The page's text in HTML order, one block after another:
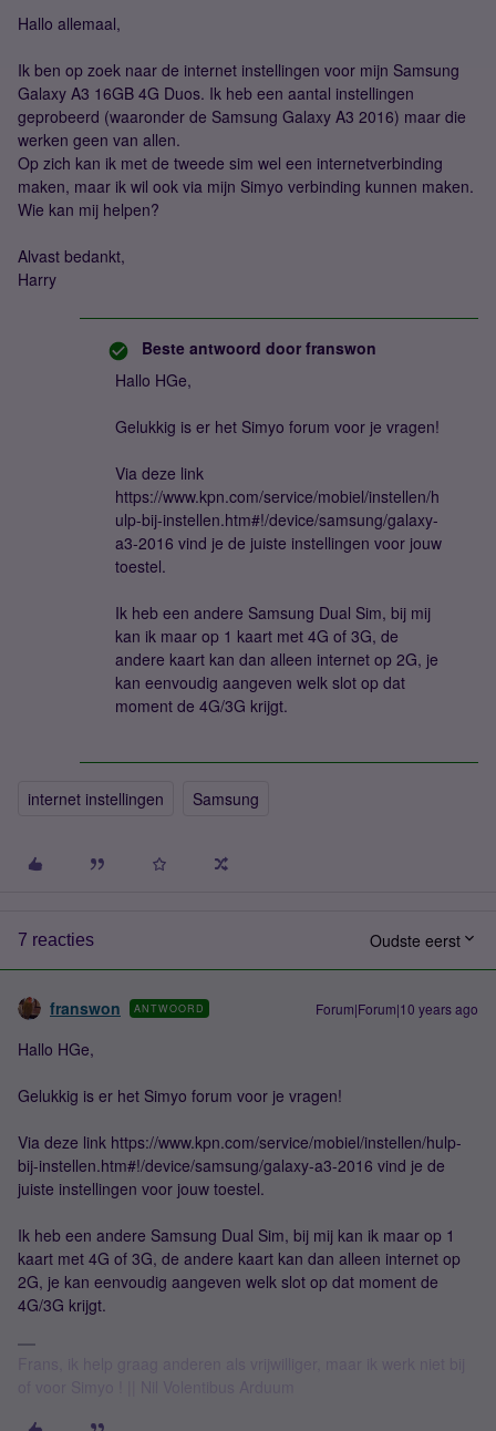
Hallo allemaal,
Ik ben op zoek naar de internet instellingen voor mijn Samsung
Galaxy A3 16GB 4G Duos. Ik heb een aantal instellingen
geprobeerd (waaronder de Samsung Galaxy A3 2016) maar die
werken geen van allen.
Op zich kan ik met de tweede sim wel een internetverbinding
maken, maar ik wil ook via mijn Simyo verbinding kunnen maken.
Wie kan mij helpen?
Alvast bedankt,
Harry
Beste antwoord door franswon
Hallo HGe,
Gelukkig is er het Simyo forum voor je vragen!
Via deze link
https://www.kpn.com/service/mobiel/instellen/h
ulp-bij-instellen.htm#!/device/samsung/galaxy-
a3-2016 vind je de juiste instellingen voor jouw
toestel.
Ik heb een andere Samsung Dual Sim, bij mij
kan ik maar op 1 kaart met 4G of 3G, de
andere kaart kan dan alleen internet op 2G, je
kan eenvoudig aangeven welk slot op dat
moment de 4G/3G krijgt.
internet instellingen Samsung
7 reacties Oudste eerst
franswon ANTWOORD Forum|Forum|10 years ago
Hallo HGe,
Gelukkig is er het Simyo forum voor je vragen!
Via deze link https://www.kpn.com/service/mobiel/instellen/hulp-
bij-instellen.htm#!/device/samsung/galaxy-a3-2016 vind je de
juiste instellingen voor jouw toestel.
Ik heb een andere Samsung Dual Sim, bij mij kan ik maar op 1
kaart met 4G of 3G, de andere kaart kan dan alleen internet op
2G, je kan eenvoudig aangeven welk slot op dat moment de
4G/3G krijgt.